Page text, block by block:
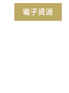
電子資源